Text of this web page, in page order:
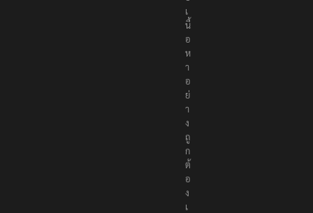
อ
เ
นื้
อ
ห
า
อ
ย่
า
ง
ถู
ก
ต้
อ
ง